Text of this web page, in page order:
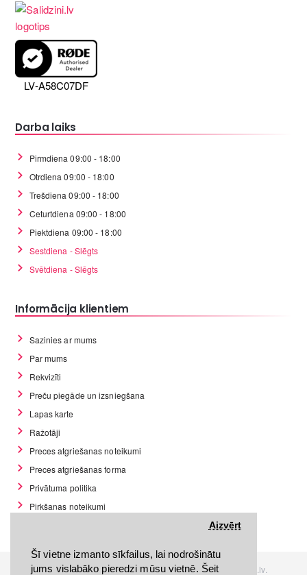
Šī vietne izmanto sīkfailus, lai nodrošinātu
jums vislabāko pieredzi mūsu vietnē. Šeit
Aizvērt
LV-A58C07DF
Darba laiks
Pirmdiena 09:00 - 18:00
Otrdiena 09:00 - 18:00
Trešdiena 09:00 - 18:00
Ceturtdiena 09:00 - 18:00
Piektdiena 09:00 - 18:00
Sestdiena - Slēgts
Svētdiena - Slēgts
Informācija klientiem
Sazinies ar mums
Par mums
Rekvizīti
Preču piegāde un izsniegšana
Lapas karte
Ražotāji
Preces atgriešanas noteikumi
Preces atgriešanas forma
Privātuma politika
Pirkšanas noteikumi
Visas tiesības rezervētas. Interneta veikals www.Discomania.lv.